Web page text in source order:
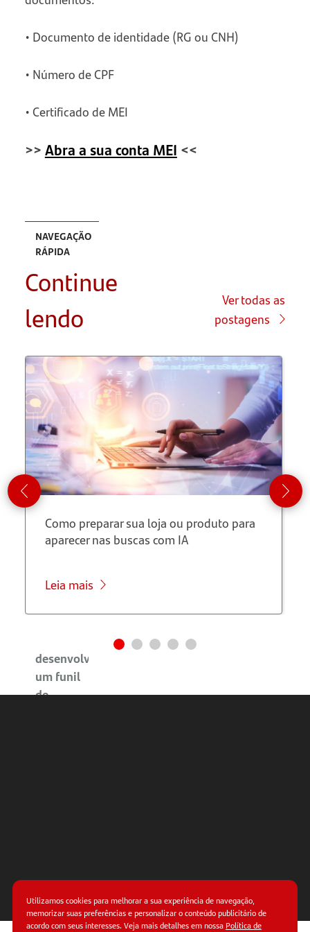
• Documento de identidade (RG ou CNH)
• Número de CPF
• Certificado de MEI
>> Abra a sua conta MEI <<
NAVEGAÇÃO
RÁPIDA
O que é
funil de
vendas?
funil
Meio de
funil
Fundo de
funil
A
importância
do funil
vendas
desenvolver
um funil
de
sobre o
funil de
vendas
Continue
lendo
Ver todas as
postagens
Como preparar sua loja ou produto para
aparecer nas buscas com IA
Leia mais
Utilizamos cookies para melhorar a sua experiência de navegação,
memorizar suas preferências e personalizar o conteúdo publicitário de
acordo com seus interesses. Veja mais detalhes em nossa Política de